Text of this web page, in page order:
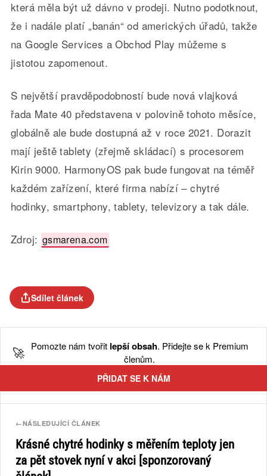
která měla být už dávno v prodeji. Nutno podotknout,
že i nadále platí „banán“ od amerických úřadů, takže
na Google Services a Obchod Play můžeme s
jistotou zapomenout.
S největší pravděpodobností bude nová vlajková
řada Mate 40 představena v polovině tohoto měsíce,
globálně ale bude dostupná až v roce 2021. Dorazit
mají ještě tablety (zřejmě skládací) s procesorem
Kirin 9000. HarmonyOS pak bude fungovat na téměř
každém zařízení, které firma nabízí – chytré
hodinky, smartphony, tablety, televizory a tak dále.
Zdroj: gsmarena.com
Sdílet článek
🚀 Pomozte nám tvořit lepší obsah. Přidejte se k Premium
členům.
PŘIDAT SE K NÁM
←NÁSLEDUJÍCÍ ČLÁNEK
Krásné chytré hodinky s měřením teploty jen
za pět stovek nyní v akci [sponzorovaný